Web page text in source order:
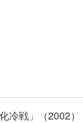
冷戦」（2002）